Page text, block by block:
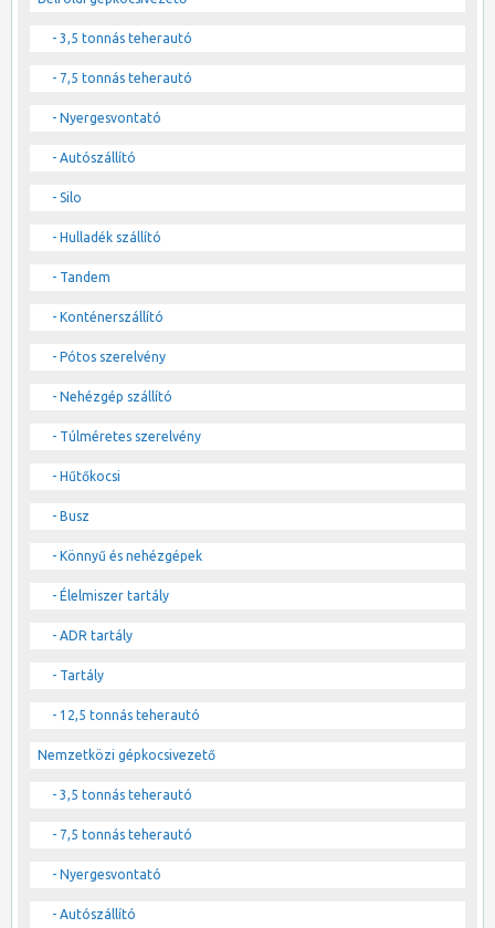
- 3,5 tonnás teherautó
- 7,5 tonnás teherautó
- Nyergesvontató
- Autószállító
- Silo
- Hulladék szállító
- Tandem
- Konténerszállító
- Pótos szerelvény
- Nehézgép szállító
- Túlméretes szerelvény
- Hűtőkocsi
- Busz
- Könnyű és nehézgépek
- Élelmiszer tartály
- ADR tartály
- Tartály
- 12,5 tonnás teherautó
Nemzetközi gépkocsivezető
- 3,5 tonnás teherautó
- 7,5 tonnás teherautó
- Nyergesvontató
- Autószállító